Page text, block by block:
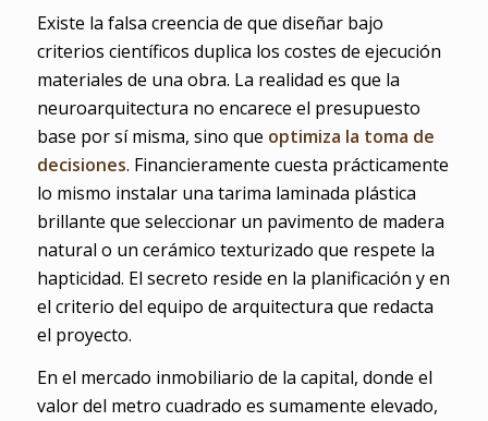
Existe la falsa creencia de que diseñar bajo
criterios científicos duplica los costes de ejecución
materiales de una obra. La realidad es que la
neuroarquitectura no encarece el presupuesto
base por sí misma, sino que optimiza la toma de
decisiones. Financieramente cuesta prácticamente
lo mismo instalar una tarima laminada plástica
brillante que seleccionar un pavimento de madera
natural o un cerámico texturizado que respete la
hapticidad. El secreto reside en la planificación y en
el criterio del equipo de arquitectura que redacta
el proyecto.
En el mercado inmobiliario de la capital, donde el
valor del metro cuadrado es sumamente elevado,